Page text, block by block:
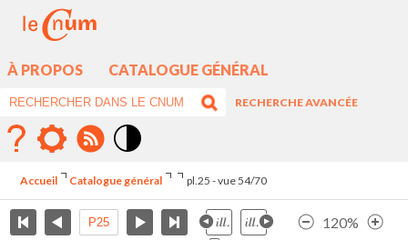
À PROPOS CATALOGUE GÉNÉRAL
RECHERCHE AVANCÉE
élévé
Accueil Catalogue général pl.25 - vue 54/70
120%